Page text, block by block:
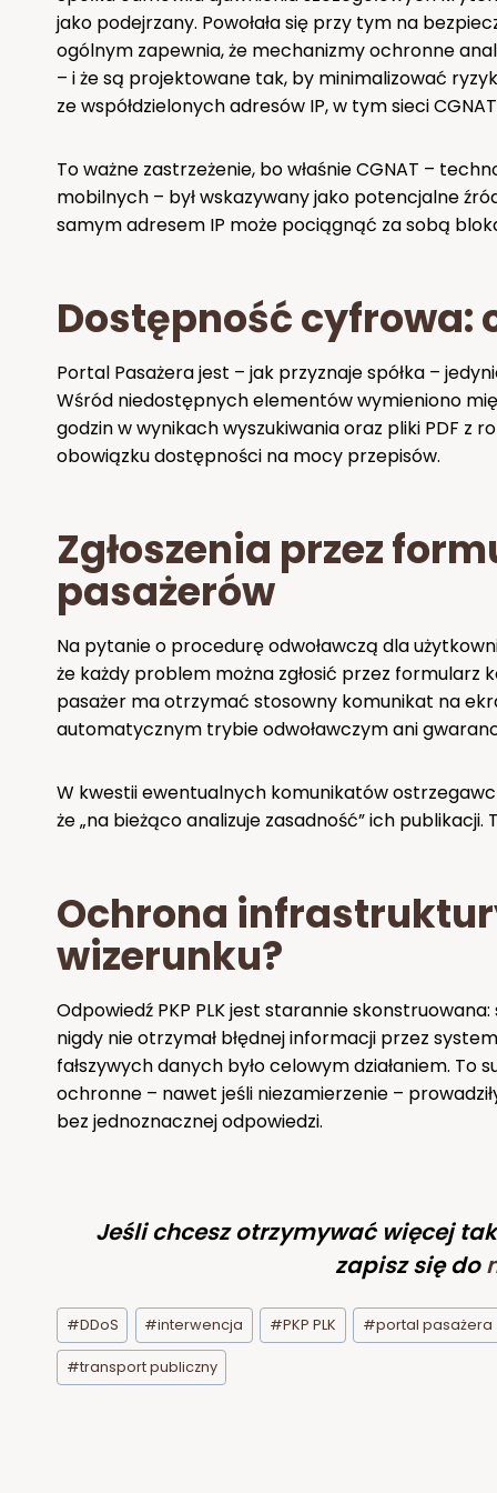
jako podejrzany. Powołała się przy tym na
ogólnym zapewnia, że mechanizmy ochronne
– i że są projektowane tak, by minimalizować
ze współdzielonych adresów IP, w tym sieci
To ważne zastrzeżenie, bo właśnie CGNAT –
mobilnych – był wskazywany jako potencjalne
samym adresem IP może pociągnąć za sobą
Dostępność cyfrowa:
Portal Pasażera jest – jak przyznaje spółka –
Wśród niedostępnych elementów wymieniono
godzin w wynikach wyszukiwania oraz pliki PDF z
obowiązku dostępności na mocy przepisów.
Zgłoszenia przez
pasażerów
Na pytanie o procedurę odwoławczą dla
że każdy problem można zgłosić przez
pasażer ma otrzymać stosowny komunikat na
automatycznym trybie odwoławczym ani
W kwestii ewentualnych komunikatów
że „na bieżąco analizuje zasadność” ich
Ochrona
wizerunku?
Odpowiedź PKP PLK jest starannie
nigdy nie otrzymał błędnej informacji przez
fałszywych danych było celowym działaniem.
ochronne – nawet jeśli niezamierzenie –
bez jednoznacznej odpowiedzi.
Jeśli chcesz otrzymywać więcej
zapisz się do
Tagi
wpisu:
#DDoS #interwencja #PKP PLK #portal pasażera
#transport publiczny